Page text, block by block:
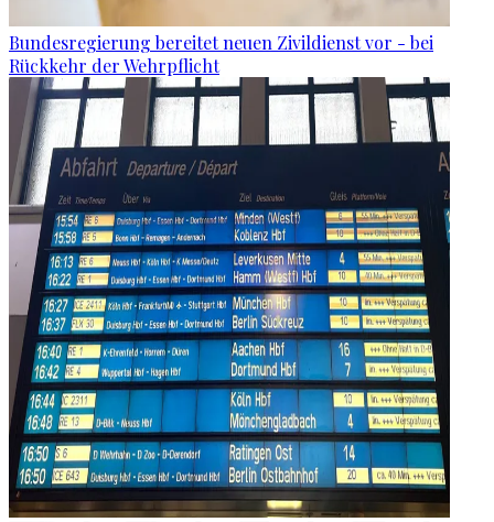
Bundesregierung bereitet neuen Zivildienst vor - bei
Rückkehr der Wehrpflicht